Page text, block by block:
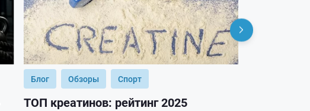
Блог Обзоры Спорт
ТОП креатинов: рейтинг 2025